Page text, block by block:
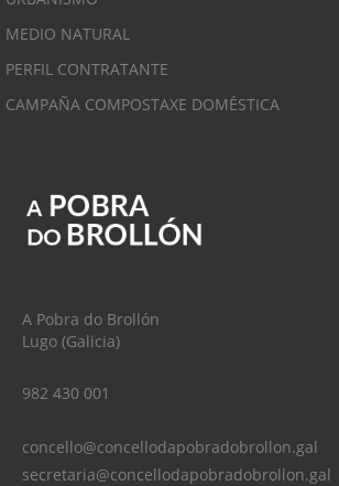
MEDIO NATURAL
PERFIL CONTRATANTE
CAMPAÑA COMPOSTAXE DOMÉSTICA
A Pobra do Brollón
Lugo (Galicia)
982 430 001
concello@concellodapobradobrollon.gal
secretaria@concellodapobradobrollon.gal